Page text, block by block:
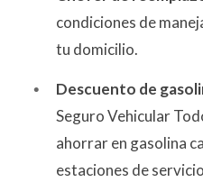
condiciones de
tu domicilio.
Descuento de
Seguro Vehicular
ahorrar en gasolina
estaciones de